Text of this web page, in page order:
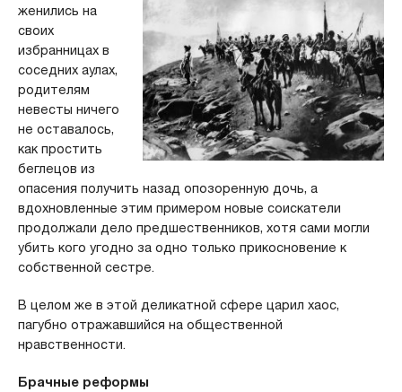
женились на
своих
избранницах в
соседних аулах,
родителям
невесты ничего
не оставалось,
как простить
беглецов из
опасения получить назад опозоренную дочь, а
вдохновленные этим примером новые соискатели
продолжали дело предшественников, хотя сами могли
убить кого угодно за одно только прикосновение к
собственной сестре.
В целом же в этой деликатной сфере царил хаос,
пагубно отражавшийся на общественной
нравственности.
Брачные реформы